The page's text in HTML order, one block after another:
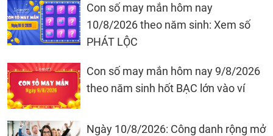
Con số may mắn hôm nay
10/8/2026 theo năm sinh: Xem số
PHÁT LỘC
Con số may mắn hôm nay 9/8/2026
theo năm sinh hốt BẠC lớn vào ví
Ngày 10/8/2026: Công danh rộng mở